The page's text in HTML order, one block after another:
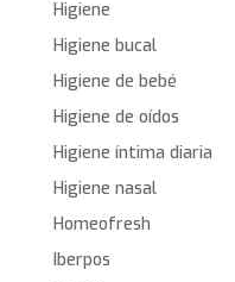
Higiene
Higiene bucal
Higiene de bebé
Higiene de oídos
Higiene íntima diaria
Higiene nasal
Homeofresh
Iberpos